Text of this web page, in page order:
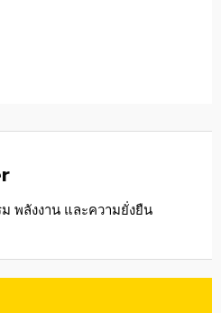
พลังงาน และความยั่งยืน